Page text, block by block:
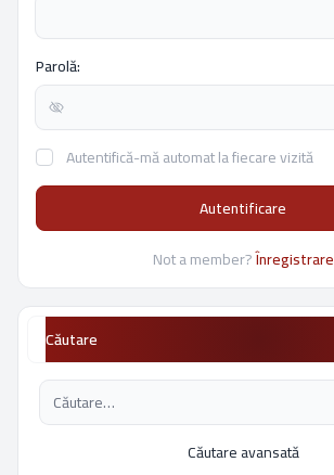
Parolă:
Autentifică-mă automat la fiecare vizită
Autentificare
Not a member?Înregistrare
Căutare
Căutare avansată